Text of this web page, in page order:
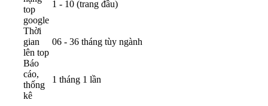
top
google
1 - 10 (trang đầu)
Thời
gian
lên top
06 - 36 tháng tùy ngành
Báo
cáo,
thống
kê
1 tháng 1 lần